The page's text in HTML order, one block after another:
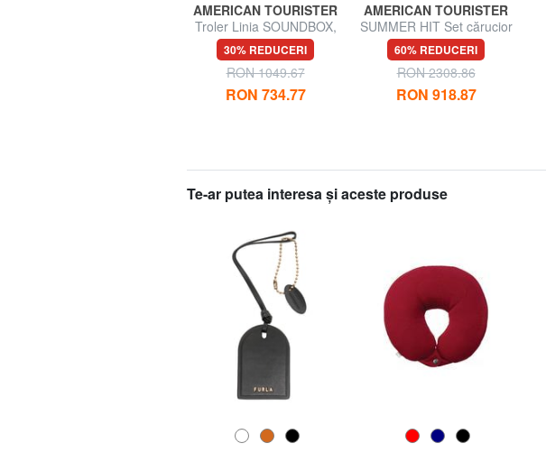
AMERICAN TOURISTER
Troler Linia SOUNDBOX,
dimensiuni mari,
extensibilă
30% REDUCERI
RON 1049.67
RON 734.77
AMERICAN TOURISTER
SUMMER HIT Set cărucior
Cabin + Mediu + Mare
60% REDUCERI
RON 2308.86
RON 918.87
Te-ar putea interesa şi aceste produse